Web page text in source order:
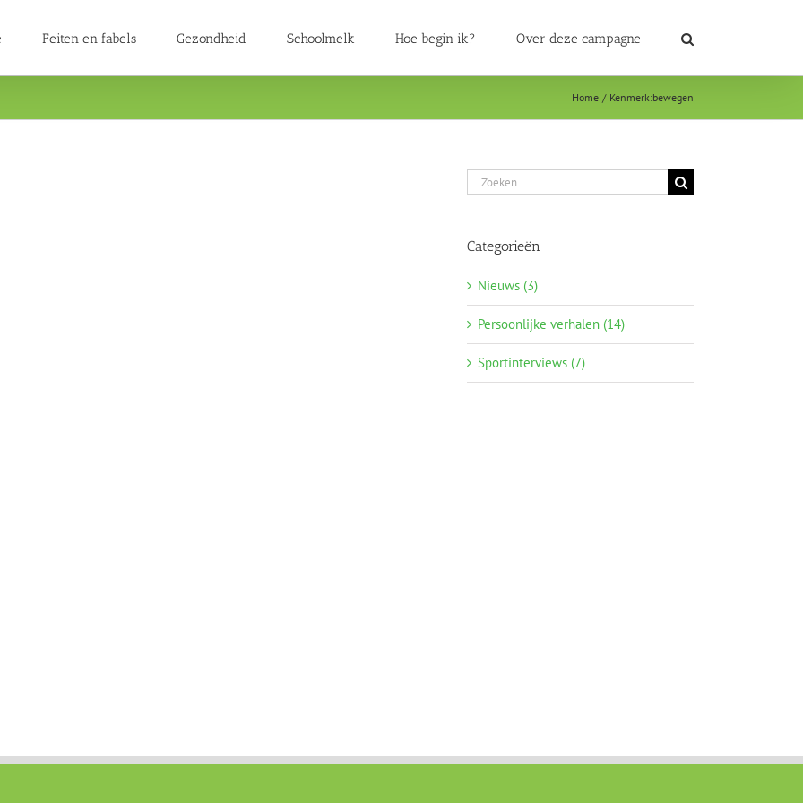
Feiten en fabels Gezondheid Schoolmelk Hoe begin ik? Over deze campagne
Home Kenmerk:bewegen
Zoeken
naar:
Categorieën
Nieuws (3)
Persoonlijke verhalen (14)
Sportinterviews (7)